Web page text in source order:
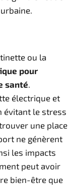
ou la
pour
santé.
électrique et
évitant le stress
une place
ne génèrent
les impacts
peut avoir
bien-être que